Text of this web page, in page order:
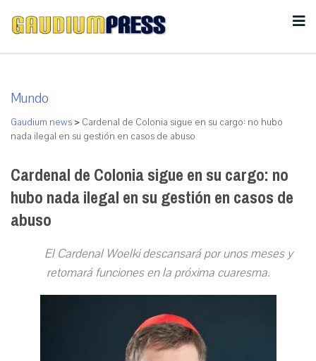
Mundo
Gaudium news > Cardenal de Colonia sigue en su cargo: no hubo
nada ilegal en su gestión en casos de abuso
Cardenal de Colonia sigue en su cargo: no
hubo nada ilegal en su gestión en casos de
abuso
El Cardenal Woelki descansará por unos meses y
retomará funciones en la próxima cuaresma.